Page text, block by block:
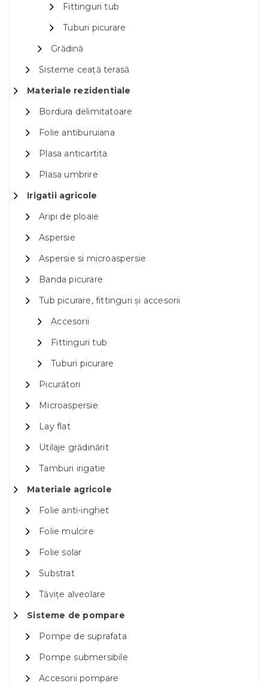
Fittinguri tub
Tuburi picurare
Grădină
Sisteme ceață terasă
Materiale rezidentiale
Bordura delimitatoare
Folie antiburuiana
Plasa anticartita
Plasa umbrire
Irigatii agricole
Aripi de ploaie
Aspersie
Aspersie si microaspersie
Banda picurare
Tub picurare, fittinguri și accesorii
Accesorii
Fittinguri tub
Tuburi picurare
Picurători
Microaspersie
Lay flat
Utilaje grădinărit
Tamburi irigatie
Materiale agricole
Folie anti-inghet
Folie mulcire
Folie solar
Substrat
Tăvițe alveolare
Sisteme de pompare
Pompe de suprafata
Pompe submersibile
Accesorii pompare